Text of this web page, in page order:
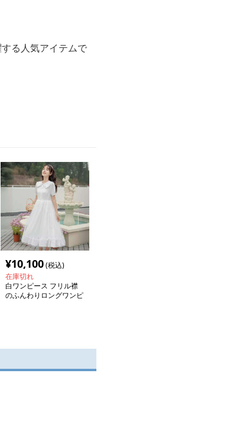
る人気アイテムで
¥10,100(税込)
在庫切れ
白ワンピース フリル襟
のふんわりロングワンピ